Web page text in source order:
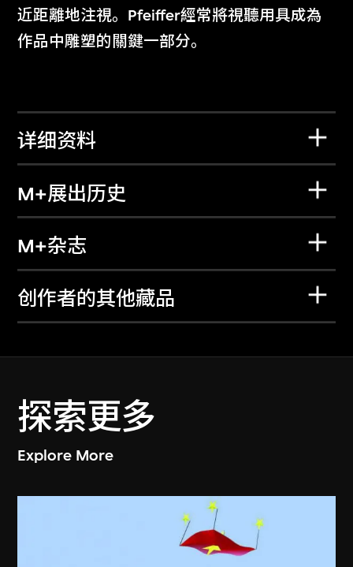
近距離地注視。Pfeiffer經常將視聽用具成為
作品中雕塑的關鍵一部分。
详细资料
M+展出历史
M+杂志
创作者的其他藏品
探索更多
Explore More